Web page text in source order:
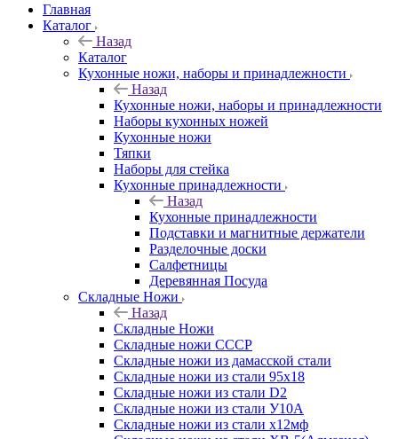
Главная
Каталог
Назад
Каталог
Кухонные ножи, наборы и принадлежности
Назад
Кухонные ножи, наборы и принадлежности
Наборы кухонных ножей
Кухонные ножи
Тяпки
Наборы для стейка
Кухонные принадлежности
Назад
Кухонные принадлежности
Подставки и магнитные держатели
Разделочные доски
Салфетницы
Деревянная Посуда
Складные Ножи
Назад
Складные Ножи
Cкладные ножи СССР
Складные ножи из дамасской стали
Складные ножи из стали 95х18
Складные ножи из стали D2
Складные ножи из стали У10А
Складные ножи из стали х12мф